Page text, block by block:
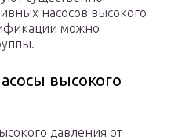
насосов высокого
можно
высокого
давления от